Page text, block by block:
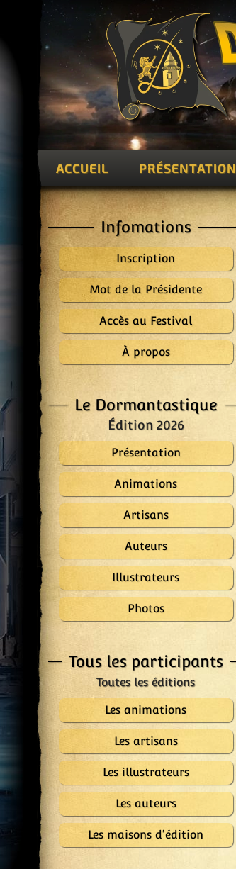
ACCUEIL PRÉSENTATION
Infomations
Inscription
Mot de la Présidente
Accès au Festival
À propos
Le Dormantastique
Édition 2026
Présentation
Animations
Artisans
Auteurs
Illustrateurs
Photos
Tous les participants
Les animations
Les artisans
Les illustrateurs
Les auteurs
Les maisons d'édition